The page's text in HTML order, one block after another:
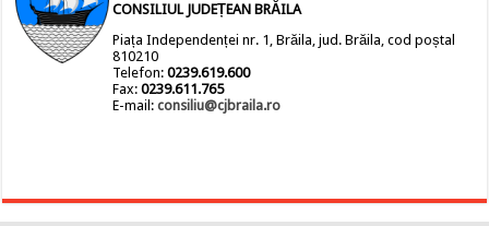
CONSILIUL JUDEȚEAN BRĂILA
Piața Independenței nr. 1, Brăila, jud. Brăila, cod poștal
810210
Telefon:0239.619.600
Fax:0239.611.765
E-mail:consiliu@cjbraila.ro